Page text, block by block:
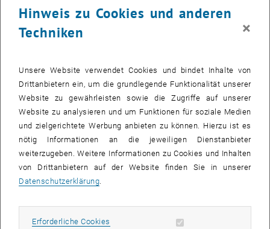
alle Termine sind kostenlos!
16.9. film:barin Kooperation mit der HTU
21.10. film:barin Kooperation mit der HTU
in Kürze folgen mehr Informationen zur film:bar!
Vergangene Aktionen in der reparier:bar
16. Juni 2026 reparier:bar opening
bei rad check, Waffeln und
Spritzerstand
26. Juni 2026 lern:barrad reparier workshop mit hilfe der
30. Juni 2026 lern:bar
rad reparier workshop mit hilfe der
Hinweis zu Cookies und anderen
Techniken
×
Unsere Website verwendet Cookies und bindet Inhalte von
Drittanbietern ein, um die grundlegende Funktionalität unserer
Website zu gewährleisten sowie die Zugriffe auf unserer
Website zu analysieren und um Funktionen für soziale Medien
und zielgerichtete Werbung anbieten zu können. Hierzu ist es
nötig Informationen an die jeweiligen Dienstanbieter
weiterzugeben. Weitere Informationen zu Cookies und Inhalten
von Drittanbietern auf der Website finden Sie in unserer
Datenschutzerklärung.
Erforderliche Cookies Erforderliche Cookies zulassen